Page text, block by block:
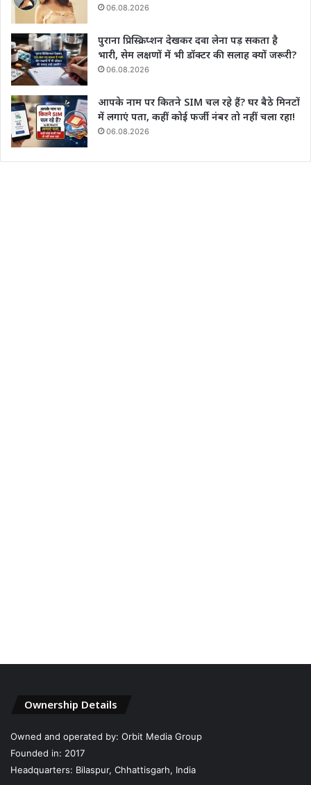
06.08.2026
पुराना प्रिस्क्रिप्शन देखकर दवा लेना पड़ सकता है
भारी, सेम लक्षणों में भी डॉक्टर की सलाह क्यों जरूरी?
06.08.2026
आपके नाम पर कितने SIM चल रहे हैं? घर बैठे मिनटों
में लगाएं पता, कहीं कोई फर्जी नंबर तो नहीं चला रहा!
06.08.2026
Ownership Details
Owned and operated by: Orbit Media Group
Founded in: 2017
Headquarters: Bilaspur, Chhattisgarh, India